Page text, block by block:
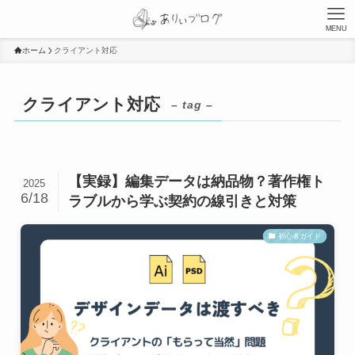
MENU
ホーム クライアント対応
クライアント対応 – tag –
【実録】編集データは納品物？著作権ト
ラブルから学ぶ契約の線引きと対策
2025
6/18
初心者ガイド